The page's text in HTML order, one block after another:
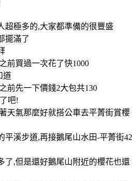
超極多的,大家都準備的很豐盛
擺滿了
前買過一次花了快1000
道
前先一下價錢2大包共130
吧!
天氣那麼好就搭公車去平菁街賞櫻
平溪步道,再接鵝尾山水田-平菁街42
了,但是還好鵝尾山附近的櫻花也還